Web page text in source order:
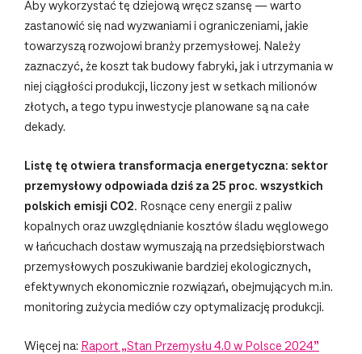
Aby wykorzystać tę dziejową wręcz szansę — warto
zastanowić się nad wyzwaniami i ograniczeniami, jakie
towarzyszą rozwojowi branży przemysłowej. Należy
zaznaczyć, że koszt tak budowy fabryki, jak i utrzymania w
niej ciągłości produkcji, liczony jest w setkach milionów
złotych, a tego typu inwestycje planowane są na całe
dekady.
Listę tę otwiera transformacja energetyczna: sektor
przemysłowy odpowiada dziś za 25 proc. wszystkich
polskich emisji CO2. Rosnące ceny energii z paliw
kopalnych oraz uwzględnianie kosztów śladu węglowego
w łańcuchach dostaw wymuszają na przedsiębiorstwach
przemysłowych poszukiwanie bardziej ekologicznych,
efektywnych ekonomicznie rozwiązań, obejmujących m.in.
monitoring zużycia mediów czy optymalizację produkcji.
Więcej na: Raport „Stan Przemysłu 4.0 w Polsce 2024”